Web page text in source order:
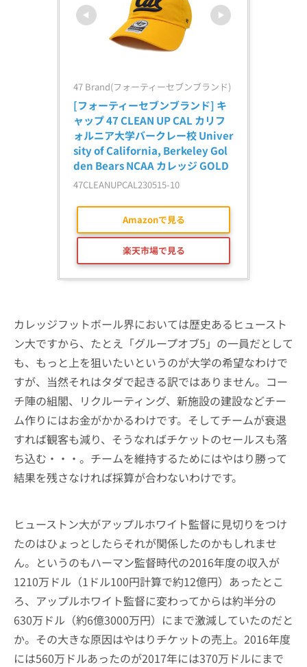
47 Brand(フォーティーセブンブランド)
[フォーティーセブンブランド] キ
ャップ 47 CLEAN UP CAL カリフ
ォルニア大学バークレー校 Univer
sity of California, Berkeley Gol
den Bears NCAA カレッジ GOLD
47CLEANUPCAL230515-10
Amazonで見る
楽天市場で見る
カレッジフットボール界においては歴史あるヒュースト
ン大ですから、たとえ「グループオブ5」の一員だとして
も、もっと上を狙いたいというのが大学の希望なわけで
すが、当然それはタダで起きる訳ではありません。コー
チ陣の組閣、リクルーティング、新施設の建設などチー
ム作りにはお金がかかるわけです。そしてチームが衰退
すれば観客も減り、そうなればチケットのセールスも落
ち込む・・・。チームを維持するためにはやはり勝って
結果を残さなければ採算が合わないわけです。
ヒューストン大がアップルホワイト監督に見切りをつけ
たのはひょっとしたらそれが関係したのかもしれませ
ん。というのもハーマン監督時代の2016年度の収入が
1210万ドル（1ドル100円計算で約12億円）あったとこ
ろ、アップルホワイト監督に変わってからは約半分の
630万ドル（約6億3000万円）にまで激減していたのだと
か。その大きな原因はやはりチケットの売上。2016年度
には560万ドルあったのが2017年には370万ドルにまで